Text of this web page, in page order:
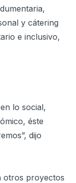
y cátering
e inclusivo,
lo social,
éste
dijo
otros proyectos